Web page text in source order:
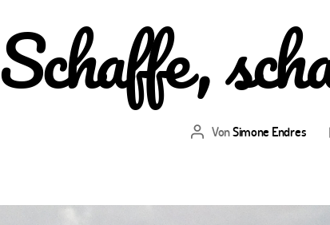
Schaffe,
Beitragsautor
VonSimone Endres